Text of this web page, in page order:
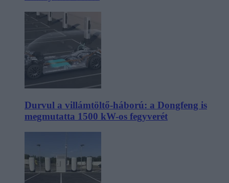
Durvul a villámtöltő-háború: a Dongfeng is
megmutatta 1500 kW-os fegyverét